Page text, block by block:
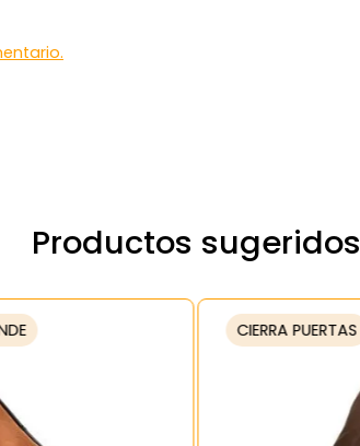
Productos sugeridos
CIERRA PUERTAS